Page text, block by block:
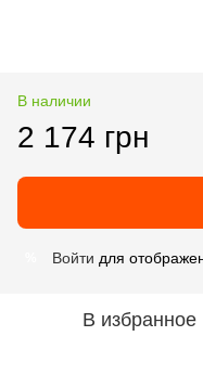
В наличии
2 174 грн
Войти для
В избранное